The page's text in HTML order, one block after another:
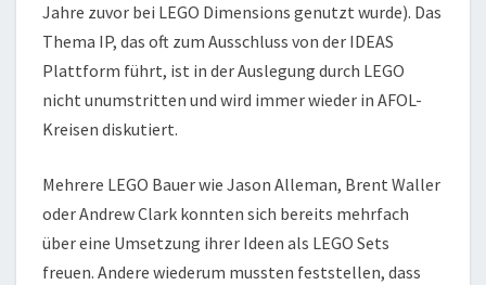
Jahre zuvor bei LEGO Dimensions genutzt wurde). Das
Thema IP, das oft zum Ausschluss von der IDEAS
Plattform führt, ist in der Auslegung durch LEGO
nicht unumstritten und wird immer wieder in AFOL-
Kreisen diskutiert.
Mehrere LEGO Bauer wie Jason Alleman, Brent Waller
oder Andrew Clark konnten sich bereits mehrfach
über eine Umsetzung ihrer Ideen als LEGO Sets
freuen. Andere wiederum mussten feststellen, dass